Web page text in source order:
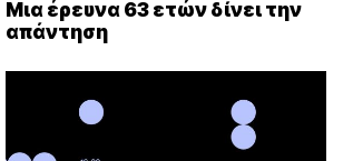
Μια έρευνα 63 ετών δίνει την
απάντηση